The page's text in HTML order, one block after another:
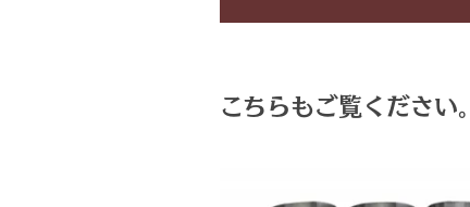
こちらもご覧ください。